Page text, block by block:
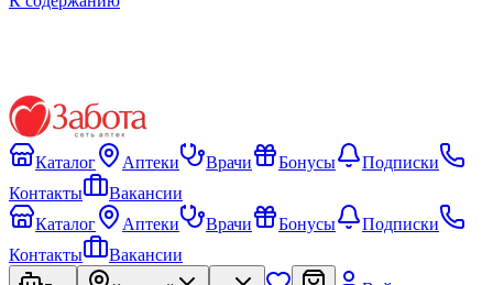
Каталог Аптеки Врачи Бонусы
Подписки
Контакты
Вакансии
Каталог
Аптеки Врачи Бонусы
Подписки
Контакты
Вакансии